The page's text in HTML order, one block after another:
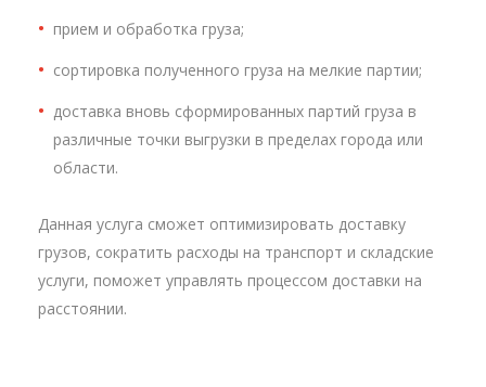
прием и обработка груза;
сортировка полученного груза на мелкие партии;
доставка вновь сформированных партий груза в
различные точки выгрузки в пределах города или
области.
Данная услуга сможет оптимизировать доставку
грузов, сократить расходы на транспорт и складские
услуги, поможет управлять процессом доставки на
расстоянии.